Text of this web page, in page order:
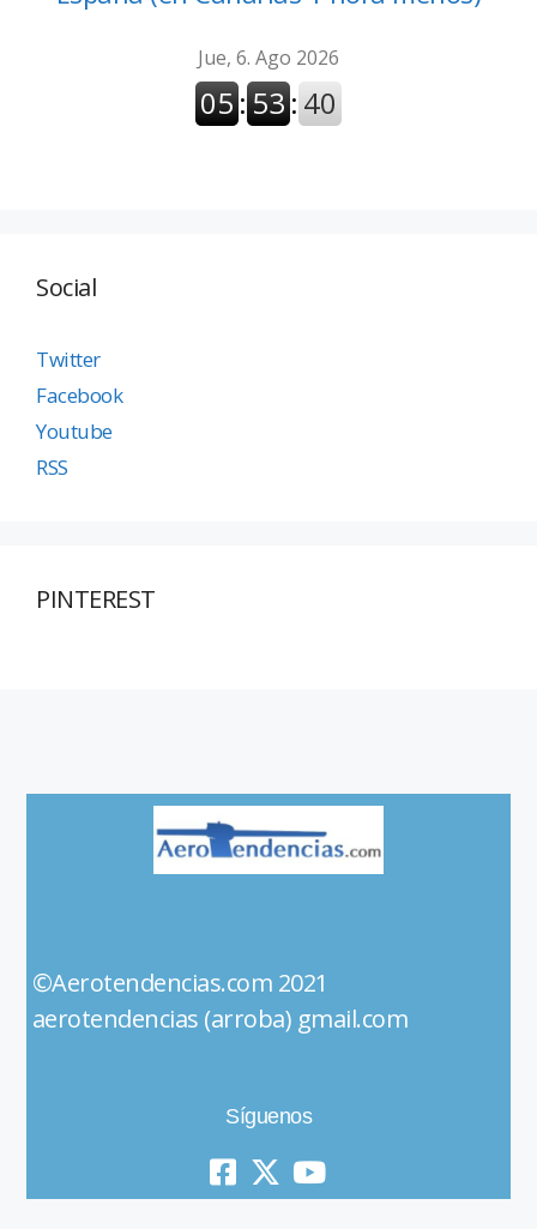
Social
Twitter
Facebook
Youtube
RSS
PINTEREST
©Aerotendencias.com 2021
aerotendencias (arroba) gmail.com
Síguenos